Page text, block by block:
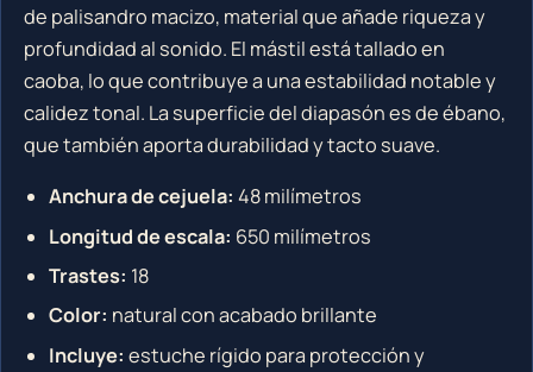
de palisandro macizo, material que añade riqueza y
profundidad al sonido. El mástil está tallado en
caoba, lo que contribuye a una estabilidad notable y
calidez tonal. La superficie del diapasón es de ébano,
que también aporta durabilidad y tacto suave.
Anchura de cejuela: 48 milímetros
Longitud de escala: 650 milímetros
Trastes: 18
Color: natural con acabado brillante
Incluye: estuche rígido para protección y